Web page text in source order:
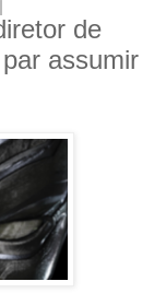
de
assumir